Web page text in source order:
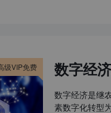
级VIP免费 数字经
数字经济是继
素数字化转型